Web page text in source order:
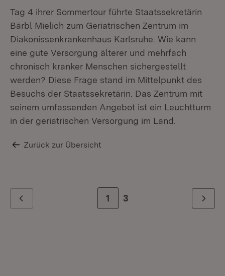
Tag 4 ihrer Sommertour führte Staatssekretärin
Bärbl Mielich zum Geriatrischen Zentrum im
Diakonissenkrankenhaus Karlsruhe. Wie kann
eine gute Versorgung älterer und mehrfach
chronisch kranker Menschen sichergestellt
werden? Diese Frage stand im Mittelpunkt des
Besuchs der Staatssekretärin. Das Zentrum mit
seinem umfassenden Angebot ist ein Leuchtturm
in der geriatrischen Versorgung im Land.
Zurück zur Übersicht
Zur Seite
1 Zur letzten Seite
3 Weiter